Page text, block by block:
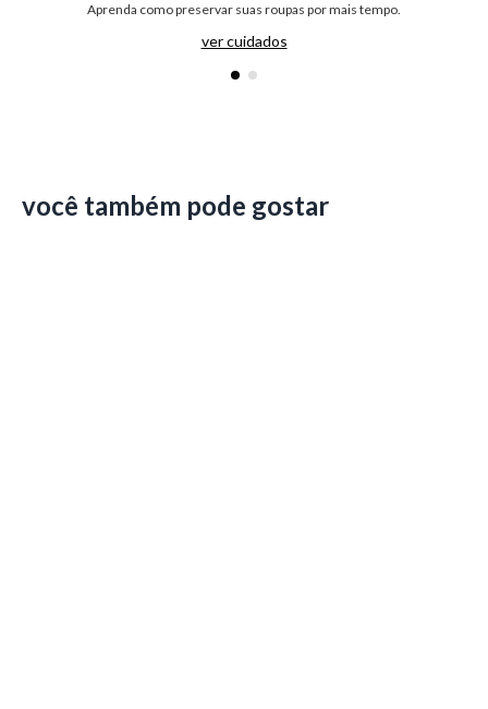
Aprenda como preservar suas roupas por mais tempo.
ver cuidados
você também pode gostar